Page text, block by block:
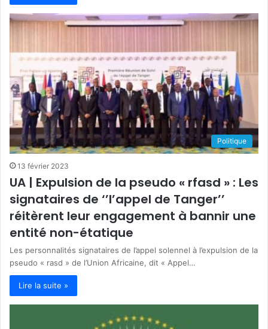
Politique
13 février 2023
UA | Expulsion de la pseudo « rfasd » : Les
signataires de ‘’l’appel de Tanger’’
réitèrent leur engagement à bannir une
entité non-étatique
Les personnalités signataires de l’appel solennel à l’expulsion de la
pseudo « rasd » de l’Union Africaine, dit « Appel…
Lire la suite »